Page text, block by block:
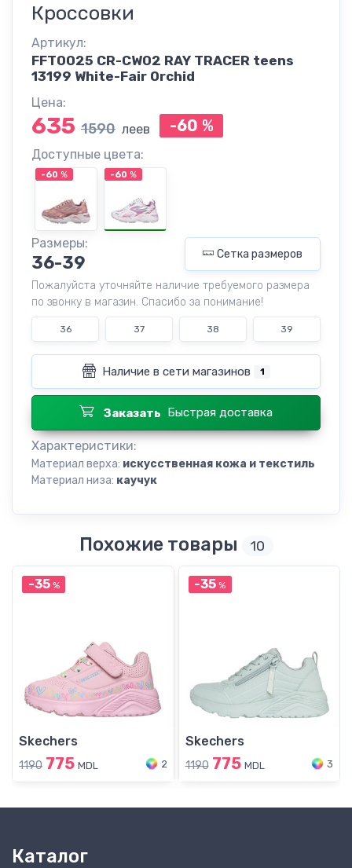
Кроссовки
Артикул:
FFT0025 CR-CW02 RAY TRACER teens
13199 White-Fair Orchid
Цена:
635 1590 леев -60 %
Доступные цвета:
-60 % -60 %
Размеры:
36-39 Сетка размеров
Пожалуйста уточняйте наличие требуемого размера
по звонку в магазин. Спасибо за понимание!
36 37 38 39
Наличие в сети магазинов 1
Заказать Быстрая доставка
Характеристики:
Материал верха: искусственная кожа и текстиль
Материал низа: каучук
Похожие товары 10
-35%
Skechers
1190 775 MDL 2
-35 %
Skechers
1190 775 MDL 3
Каталог